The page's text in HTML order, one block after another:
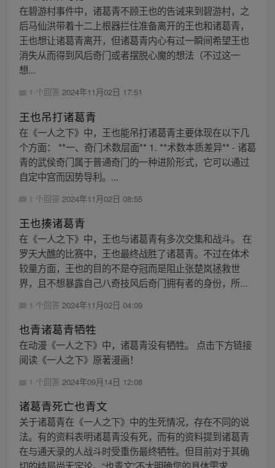
在碧游村事件中，诸葛青不顾王也的告诫来到碧游村，之
后马仙洪带着十二上根器拦住准备离开的王也和诸葛青，
王也想让诸葛青离开，但诸葛青内心有过一瞬间希望王也
消失从而得到风后奇门或者摆脱心魔的想法（不过这一
想...
1 个回答 2024年11月02日 17:51
王也吊打诸葛青
在《一人之下》中，王也能吊打诸葛青主要体现在以下几
个方面： **一、奇门术数层面** 1. **术数本质差异** - 诸葛
青的武侯奇门属于普通奇门的一种进阶形式，它可以通过
自定中宫而因势导利。...
1 个回答 2024年11月02日 08:55
王也揍诸葛青
在《一人之下》中，王也与诸葛青有多次交集和战斗。 在
罗天大醮的比赛中，王也最终战胜了诸葛青。不过在体术
较量方面，王也的目的不是夺冠而是阻止张楚岚拯救世
界，且不想暴露自己八奇技风后奇门拥有者的身份，所...
1 个回答 2024年11月02日 04:09
也青诸葛青牺牲
在动漫《一人之下》中，诸葛青没有牺牲。 点击下方链接
阅读《一人之下》原著漫画！
1 个回答 2024年09月14日 12:08
诸葛青死亡也青文
关于诸葛青在《一人之下》中的生死情况，存在不同的说
法。有的资料表明诸葛青没有死，而有的资料提到诸葛青
在与通天录的人战斗时受重伤最终牺牲。但目前对于其确